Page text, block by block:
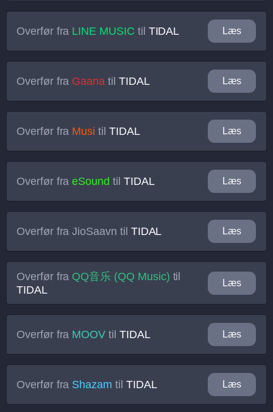
Overfør fra LINE MUSIC til TIDAL Læs
Overfør fra Gaana til TIDAL Læs
Overfør fra Musi til TIDAL Læs
Overfør fraeSound til TIDAL Læs
Overfør fraJioSaavn til TIDAL Læs
Overfør fra QQ音乐 (QQ Music) til
TIDAL
Læs
Overfør fra MOOV til TIDAL Læs
Overfør fra Shazam til TIDAL Læs